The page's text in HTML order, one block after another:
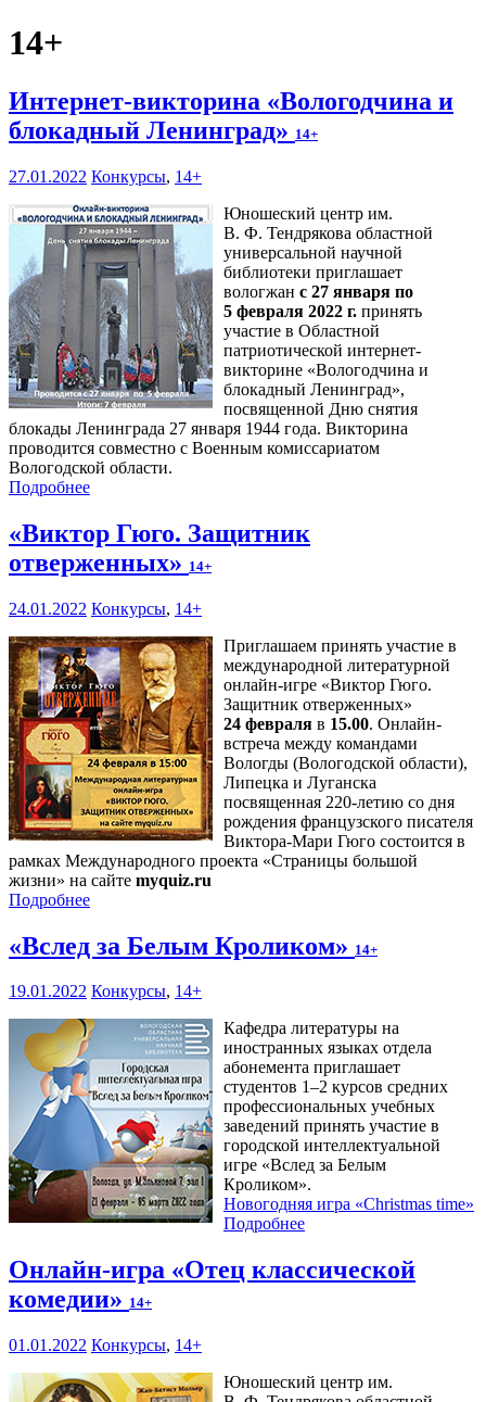
14+
Интернет-викторина «Вологодчина и
блокадный Ленинград» 14+
27.01.2022 Конкурсы, 14+
Юношеский центр им.
В. Ф. Тендрякова областной
универсальной научной
библиотеки приглашает
вологжан с 27 января по
5 февраля 2022 г. принять
участие в Областной
патриотической интернет-
викторине «Вологодчина и
блокадный Ленинград»,
посвященной Дню снятия
блокады Ленинграда 27 января 1944 года. Викторина
проводится совместно с Военным комиссариатом
Вологодской области.
Подробнее
«Виктор Гюго. Защитник
отверженных» 14+
24.01.2022 Конкурсы, 14+
Приглашаем принять участие в
международной литературной
онлайн-игре «Виктор Гюго.
Защитник отверженных»
24 февраля в 15.00. Онлайн-
встреча между командами
Вологды (Вологодской области),
Липецка и Луганска
посвященная 220-летию со дня
рождения французского писателя
Виктора-Мари Гюго состоится в
рамках Международного проекта «Страницы большой
жизни» на сайте myquiz.ru
Подробнее
«Вслед за Белым Кроликом» 14+
19.01.2022 Конкурсы, 14+
Кафедра литературы на
иностранных языках отдела
абонемента приглашает
студентов 1–2 курсов средних
профессиональных учебных
заведений принять участие в
городской интеллектуальной
игре «Вслед за Белым
Кроликом».
Новогодняя игра «Christmas time»
Подробнее
Онлайн-игра «Отец классической
комедии» 14+
01.01.2022 Конкурсы, 14+
Юношеский центр им.